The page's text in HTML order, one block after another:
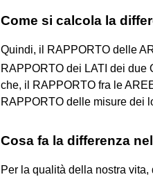
Come si calcola la
Quindi, il RAPPORTO delle
RAPPORTO dei LATI dei due
che, il RAPPORTO fra le
RAPPORTO delle misure dei
Cosa fa la differenza
Per la qualità della nostra